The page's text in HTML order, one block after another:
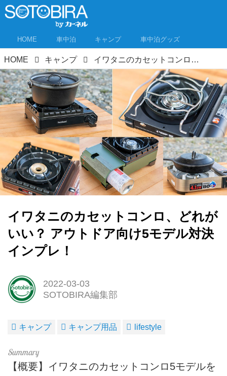
HOME 車中泊 キャンプ 車中泊グッズ
HOME キャンプ イワタニのカセットコンロ、どれがいい？ アウトドア向け5モデル対決インプレ！
イワタニのカセットコンロ、どれが
いい？ アウトドア向け5モデル対決
インプレ！
2022-03-03
SOTOBIRA編集部
キャンプ キャンプ用品 lifestyle
【概要】イワタニのカセットコンロ5モデルを